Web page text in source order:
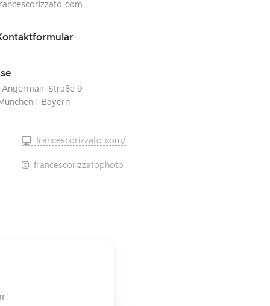
Straße 9
| Bayern
francescorizzato.com/
francescorizzatophoto